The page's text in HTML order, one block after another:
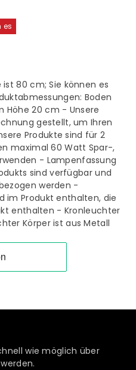
es
80 cm; Sie können es
Boden
Höhe 20 cm - Unsere
gestellt, um Ihren
Produkte sind für 2
maximal 60 Watt Spar-,
- Lampenfassung
sind verfügbar und
werden -
im Produkt enthalten, die
enthalten - Kronleuchter
Körper ist aus Metall
wie möglich über